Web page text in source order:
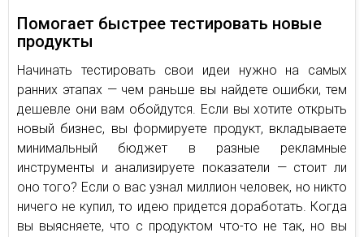
Помогает быстрее тестировать новые
продукты
Начинать тестировать свои идеи нужно на самых
ранних этапах — чем раньше вы найдете ошибки, тем
дешевле они вам обойдутся. Если вы хотите открыть
новый бизнес, вы формируете продукт, вкладываете
минимальный бюджет в разные рекламные
инструменты и анализируете показатели — стоит ли
оно того? Если о вас узнал миллион человек, но никто
ничего не купил, то идею придется доработать. Когда
вы выясняете, что с продуктом что-то не так, но вы